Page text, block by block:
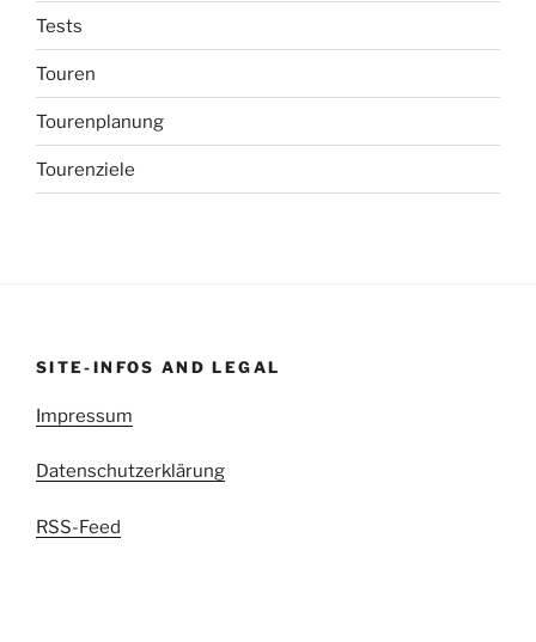
Tests
Touren
Tourenplanung
Tourenziele
SITE-INFOS AND LEGAL
Impressum
Datenschutzerklärung
RSS-Feed